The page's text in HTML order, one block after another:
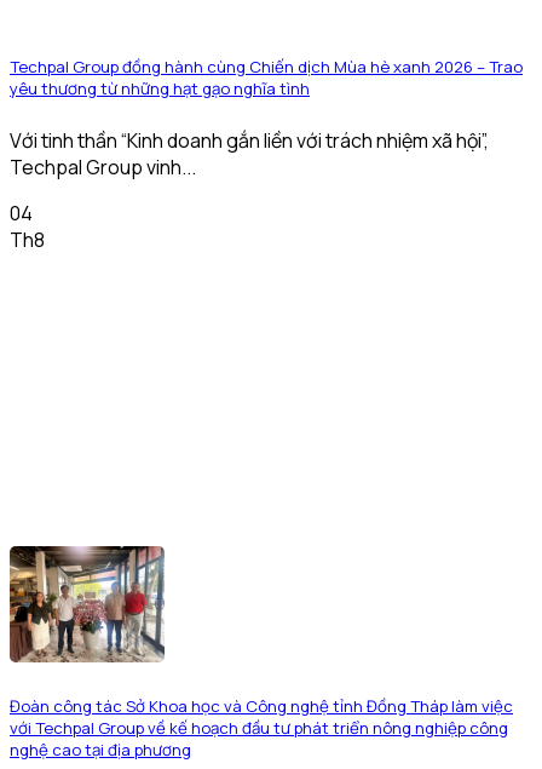
Techpal Group đồng hành cùng Chiến dịch Mùa hè xanh 2026 – Trao
yêu thương từ những hạt gạo nghĩa tình
Với tinh thần “Kinh doanh gắn liền với trách nhiệm xã hội”,
Techpal Group vinh...
04
Th8
Đoàn công tác Sở Khoa học và Công nghệ tỉnh Đồng Tháp làm việc
với Techpal Group về kế hoạch đầu tư phát triển nông nghiệp công
nghệ cao tại địa phương